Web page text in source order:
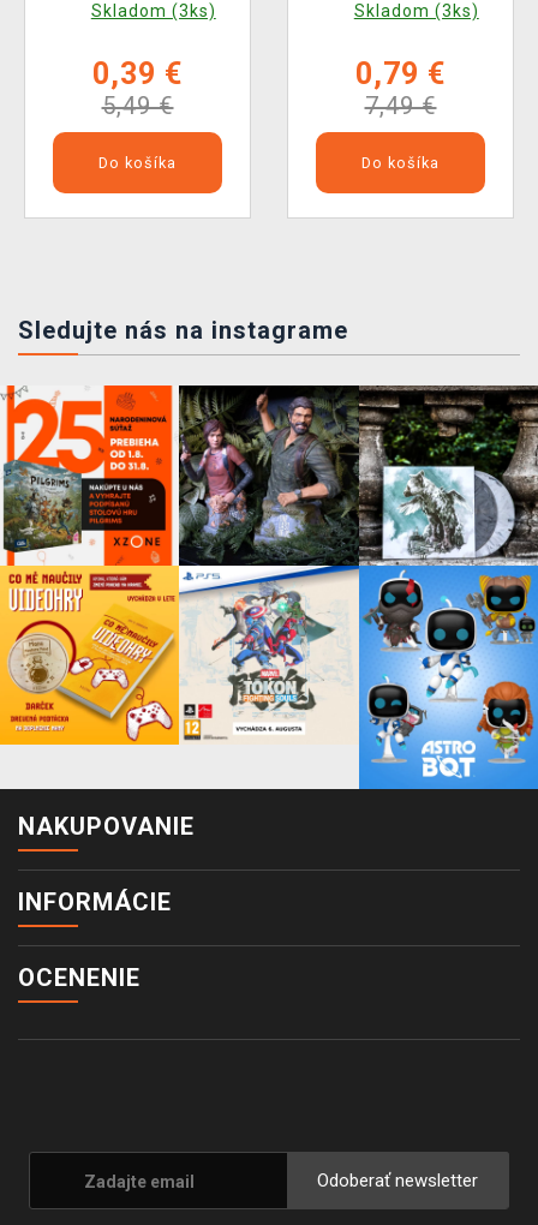
Skladom (3ks)
0,39 €
5,49 €
Do košíka
Skladom (3ks)
0,79 €
7,49 €
Do košíka
Sledujte nás na instagrame
NAKUPOVANIE
INFORMÁCIE
OCENENIE
Odoberať newsletter